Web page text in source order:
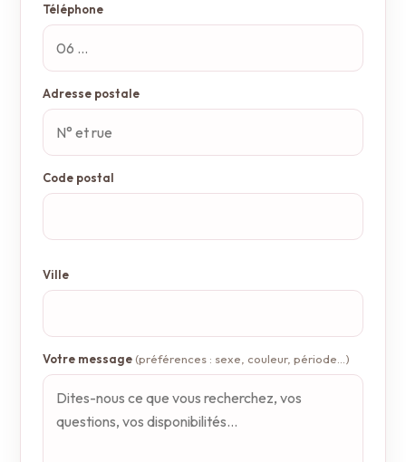
Téléphone
Adresse postale
Code postal
Ville
Votre message(préférences : sexe, couleur, période…)